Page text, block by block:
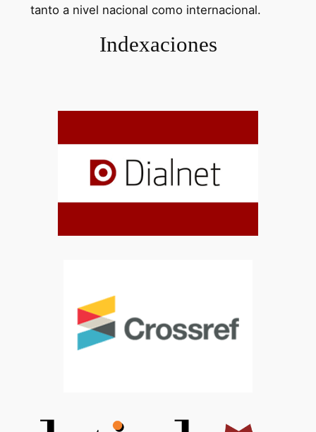
tanto a nivel nacional como internacional.
Indexaciones